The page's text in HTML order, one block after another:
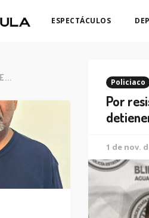
ESPECTÁCULOS
Policiaco
Por
1 de nov.